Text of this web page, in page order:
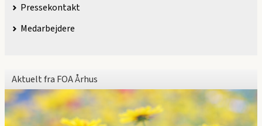
Pressekontakt
Medarbejdere
Aktuelt fra FOA Århus